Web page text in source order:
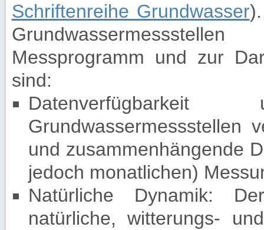
Schriftenreihe Grundwasser
Messprogramm und zur
sind:
Grundwassermessstellen
und zusammenhängende
jedoch monatlichen)
Natürliche Dynamik:
natürliche, witterungs-